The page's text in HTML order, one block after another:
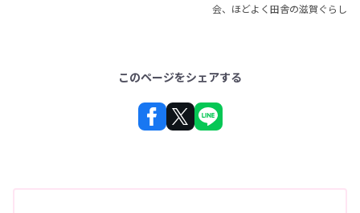
会、ほどよく田舎の滋賀ぐらし
このページをシェアする